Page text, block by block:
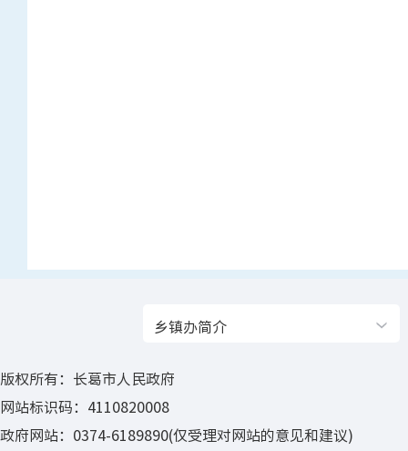
乡镇办简介
版权所有：长葛市人民政府
网站标识码：4110820008
政府网站：0374-6189890(仅受理对网站的意见和建议)